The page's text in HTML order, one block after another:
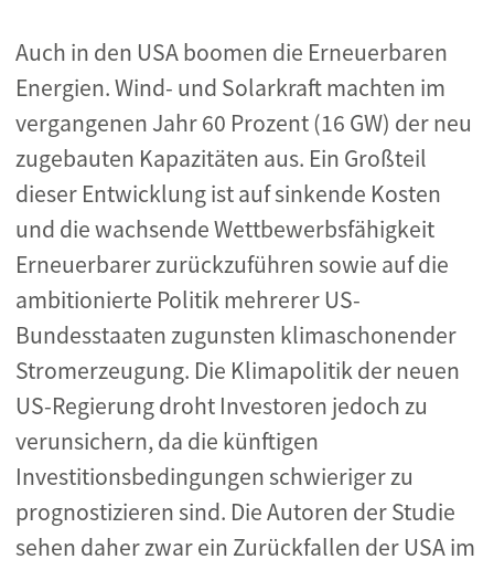
Auch in den USA boomen die Erneuerbaren
Energien. Wind- und Solarkraft machten im
vergangenen Jahr 60 Prozent (16 GW) der neu
zugebauten Kapazitäten aus. Ein Großteil
dieser Entwicklung ist auf sinkende Kosten
und die wachsende Wettbewerbsfähigkeit
Erneuerbarer zurückzuführen sowie auf die
ambitionierte Politik mehrerer US-
Bundesstaaten zugunsten klimaschonender
Stromerzeugung. Die Klimapolitik der neuen
US-Regierung droht Investoren jedoch zu
verunsichern, da die künftigen
Investitionsbedingungen schwieriger zu
prognostizieren sind. Die Autoren der Studie
sehen daher zwar ein Zurückfallen der USA im